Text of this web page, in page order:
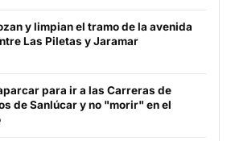
y limpian el tramo de la avenida
Las Piletas y Jaramar
para ir a las Carreras de
de Sanlúcar y no "morir" en el